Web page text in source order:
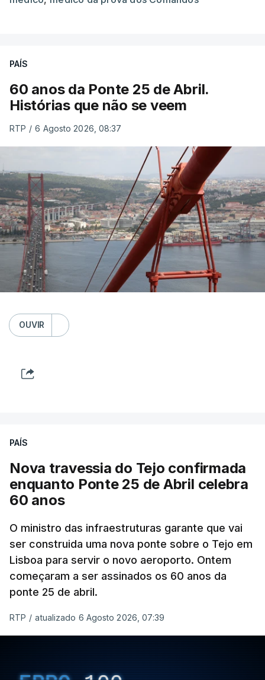
PAÍS
60 anos da Ponte 25 de Abril.
Histórias que não se veem
RTP / 6 Agosto 2026, 08:37
OUVIR
PAÍS
Nova travessia do Tejo confirmada
enquanto Ponte 25 de Abril celebra
60 anos
O ministro das infraestruturas garante que vai
ser construida uma nova ponte sobre o Tejo em
Lisboa para servir o novo aeroporto. Ontem
começaram a ser assinados os 60 anos da
ponte 25 de abril.
RTP / atualizado 6 Agosto 2026, 07:39